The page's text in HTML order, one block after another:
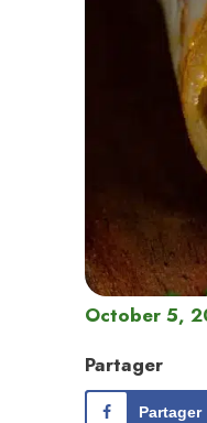
October 5,
Partager
Partager